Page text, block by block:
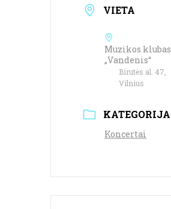
VIETA
Muzikos klubas
„Vandenis“
Birutės al. 47,
Vilnius
KATEGORIJA
Koncertai